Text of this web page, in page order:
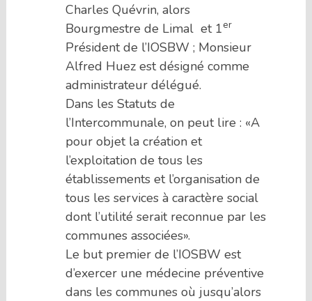
Charles Quévrin, alors
Bourgmestre de Limal et 1er
Président de l’IOSBW ; Monsieur
Alfred Huez est désigné comme
administrateur délégué.
Dans les Statuts de
l’Intercommunale, on peut lire : «A
pour objet la création et
l’exploitation de tous les
établissements et l’organisation de
tous les services à caractère social
dont l’utilité serait reconnue par les
communes associées».
Le but premier de l’IOSBW est
d’exercer une médecine préventive
dans les communes où jusqu’alors